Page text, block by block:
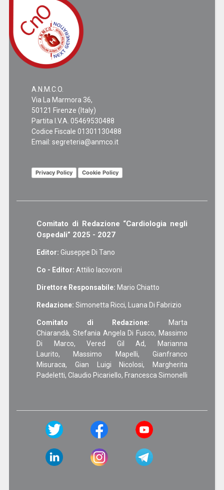
A.N.M.C.O.
Via La Marmora 36,
50121 Firenze (Italy)
Partita I.V.A. 05469530488
Codice Fiscale 01301130488
Email: segreteria@anmco.it
Privacy Policy Cookie Policy
Comitato di Redazione “Cardiologia negli
Ospedali” 2025 - 2027
Editor: Giuseppe Di Tano
Co - Editor: Attilio Iacovoni
Direttore Responsabile: Mario Chiatto
Redazione: Simonetta Ricci, Luana Di Fabrizio
Comitato di Redazione: Marta
Chiarandà, Stefania Angela Di Fusco, Massimo
Di Marco, Vered Gil Ad, Marianna
Laurito, Massimo Mapelli, Gianfranco
Misuraca, Gian Luigi Nicolosi, Margherita
Padeletti, Claudio Picariello, Francesca Simonelli